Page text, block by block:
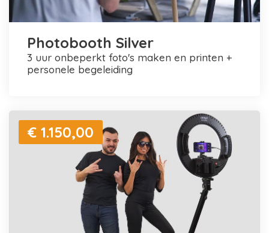
Photobooth Silver
3 uur onbeperkt foto's maken en printen +
personele begeleiding
€ 1.150,00